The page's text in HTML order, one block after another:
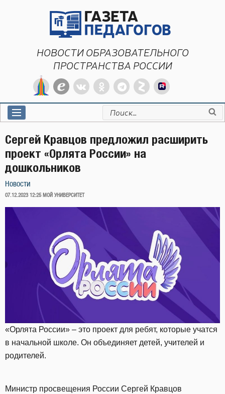
НОВОСТИ ОБРАЗОВАТЕЛЬНОГО
ПРОСТРАНСТВА РОССИИ
Искать:
Сергей Кравцов предложил расширить
проект «Орлята России» на
дошкольников
Новости
ОПУБЛИКОВАНО
07.12.2023 12:25 МОЙ УНИВЕРСИТЕТ
«Орлята России» – это проект для ребят, которые учатся
в начальной школе. Он объединяет детей, учителей и
родителей.
Министр просвещения России Сергей Кравцов